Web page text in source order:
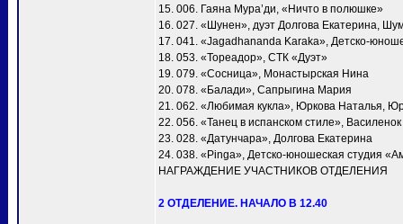
15. 006. Гаяна Мура’ди, «Ничто в полюшке»
16. 027. «Шунен», дуэт Долгова Екатерина,
17. 041. «Jagadhananda Karaka», Детско-
18. 053. «Тореадор», СТК «Дуэт»
19. 079. «Сосница», Монастырская Нина
20. 078. «Балади», Сапрыгина Мария
21. 062. «Любимая кукла», Юркова Наталья,
22. 056. «Танец в испанском стиле»,
23. 028. «Датунчара», Долгова Екатерина
24. 038. «Pinga», Детско-юношеская студия
НАГРАЖДЕНИЕ УЧАСТНИКОВ ОТДЕЛЕНИЯ
2 ОТДЕЛЕНИЕ. НАЧАЛО В 12.40